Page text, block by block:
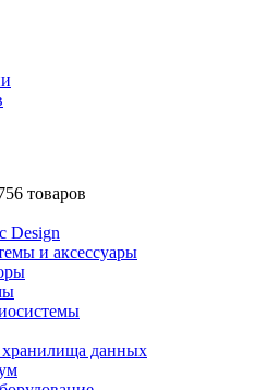
товаров
Design
и аксессуары
данных